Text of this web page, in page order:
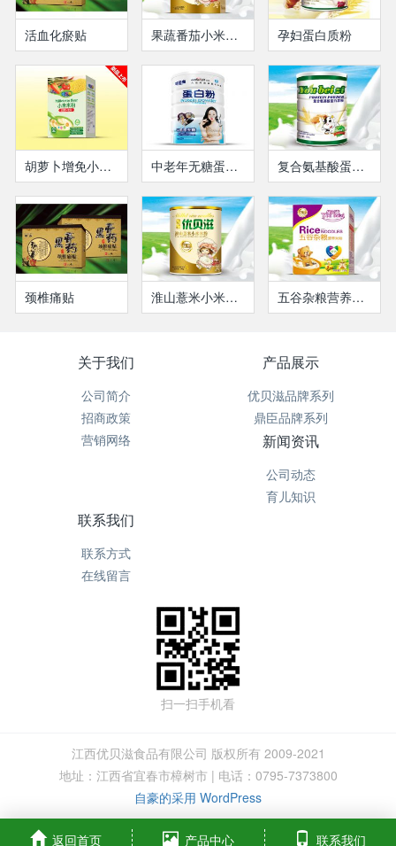
活血化瘀贴 果蔬番茄小米米粉(盒装） 孕妇蛋白质粉
胡萝卜增免小米米粉-盒装 中老年无糖蛋白粉 复合氨基酸蛋白质粉
颈椎痛贴 淮山薏米小米米粉(瓶装） 五谷杂粮营养米粉(盒装）
关于我们
公司简介
招商政策
营销网络
产品展示
优贝滋品牌系列
鼎臣品牌系列
新闻资讯
公司动态
育儿知识
联系我们
联系方式
在线留言
扫一扫手机看
江西优贝滋食品有限公司 版权所有 2009-2021
地址：江西省宜春市樟树市 | 电话：0795-7373800
自豪的采用 WordPress
返回首页 产品中心 联系我们